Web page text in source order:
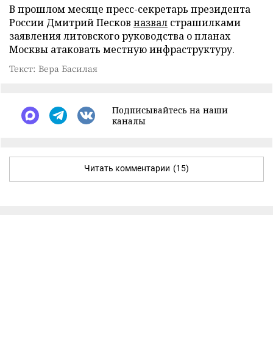
В прошлом месяце пресс-секретарь президента
России Дмитрий Песков назвал страшилками
заявления литовского руководства о планах
Москвы атаковать местную инфраструктуру.
Текст: Вера Басилая
Подписывайтесь на наши
каналы
Читать комментарии (15)